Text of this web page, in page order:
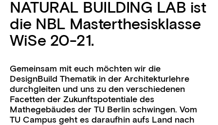
NATURAL BUILDING LAB ist
die NBL Masterthesisklasse
WiSe 20-21.
Gemeinsam mit euch möchten wir die
DesignBuild Thematik in der Architekturlehre
durchgleiten und uns zu den verschiedenen
Facetten der Zukunftspotentiale des
Mathegebäudes der TU Berlin schwingen. Vom
TU Campus geht es daraufhin aufs Land nach